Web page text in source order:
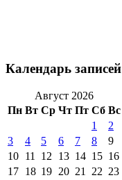
Календарь записей
Август 2026
Пн Вт Ср Чт Пт Сб Вс
1
2
3
4 5 6 7 8
9
10 11 12 13 14 15 16
17 18 19 20 21 22 23